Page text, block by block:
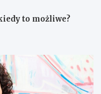
to możliwe?